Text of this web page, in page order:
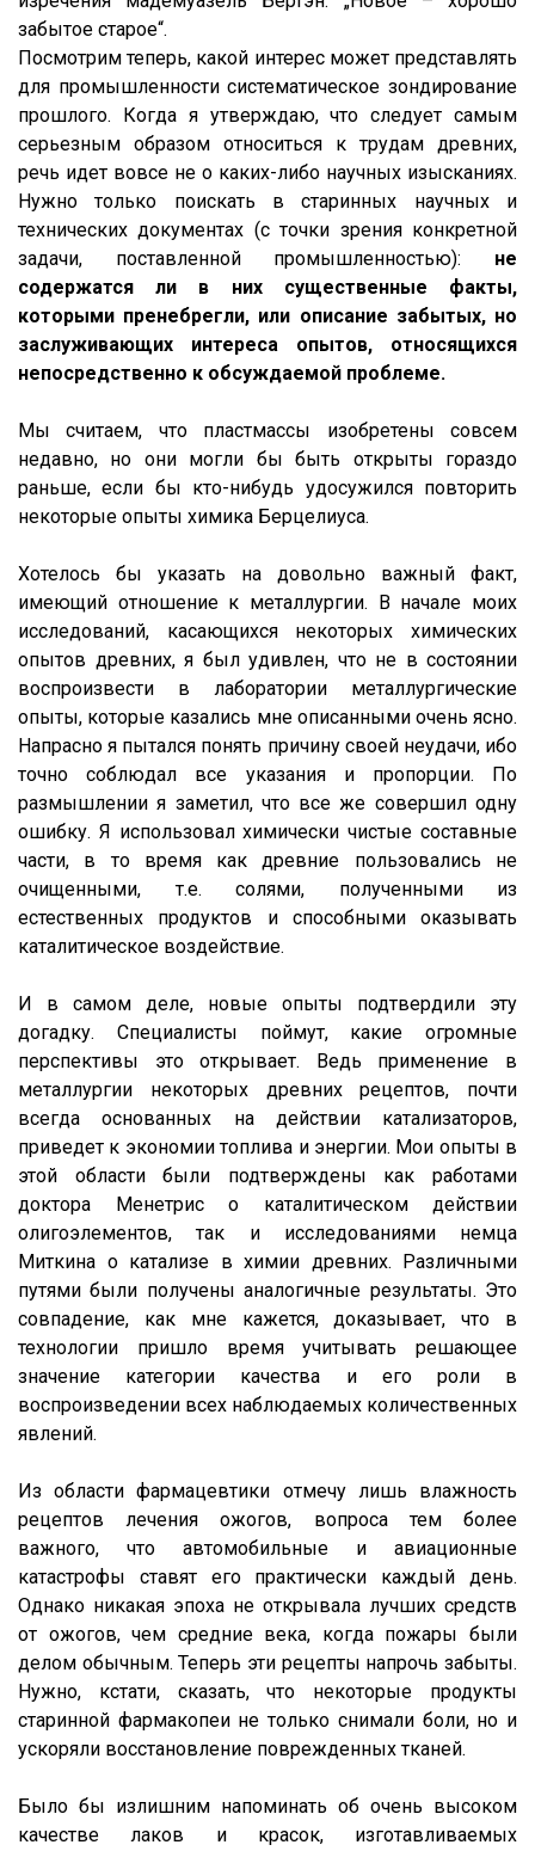
забытое старое“.
Посмотрим теперь, какой интерес может представлять
для промышленности систематическое зондирование
прошлого. Когда я утверждаю, что следует самым
серьезным образом относиться к трудам древних,
речь идет вовсе не о каких-либо научных изысканиях.
Нужно только поискать в старинных научных и
технических документах (с точки зрения конкретной
задачи, поставленной промышленностью): не
содержатся ли в них существенные факты,
которыми пренебрегли, или описание забытых, но
заслуживающих интереса опытов, относящихся
непосредственно к обсуждаемой проблеме.
Мы считаем, что пластмассы изобретены совсем
недавно, но они могли бы быть открыты гораздо
раньше, если бы кто-нибудь удосужился повторить
некоторые опыты химика Берцелиуса.
Хотелось бы указать на довольно важный факт,
имеющий отношение к металлургии. В начале моих
исследований, касающихся некоторых химических
опытов древних, я был удивлен, что не в состоянии
воспроизвести в лаборатории металлургические
опыты, которые казались мне описанными очень ясно.
Напрасно я пытался понять причину своей неудачи, ибо
точно соблюдал все указания и пропорции. По
размышлении я заметил, что все же совершил одну
ошибку. Я использовал химически чистые составные
части, в то время как древние пользовались не
очищенными, т.е. солями, полученными из
естественных продуктов и способными оказывать
каталитическое воздействие.
И в самом деле, новые опыты подтвердили эту
догадку. Специалисты поймут, какие огромные
перспективы это открывает. Ведь применение в
металлургии некоторых древних рецептов, почти
всегда основанных на действии катализаторов,
приведет к экономии топлива и энергии. Мои опыты в
этой области были подтверждены как работами
доктора Менетрис о каталитическом действии
олигоэлементов, так и исследованиями немца
Миткина о катализе в химии древних. Различными
путями были получены аналогичные результаты. Это
совпадение, как мне кажется, доказывает, что в
технологии пришло время учитывать решающее
значение категории качества и его роли в
воспроизведении всех наблюдаемых количественных
явлений.
Из области фармацевтики отмечу лишь влажность
рецептов лечения ожогов, вопроса тем более
важного, что автомобильные и авиационные
катастрофы ставят его практически каждый день.
Однако никакая эпоха не открывала лучших средств
от ожогов, чем средние века, когда пожары были
делом обычным. Теперь эти рецепты напрочь забыты.
Нужно, кстати, сказать, что некоторые продукты
старинной фармакопеи не только снимали боли, но и
ускоряли восстановление поврежденных тканей.
Было бы излишним напоминать об очень высоком
качестве лаков и красок, изготавливаемых